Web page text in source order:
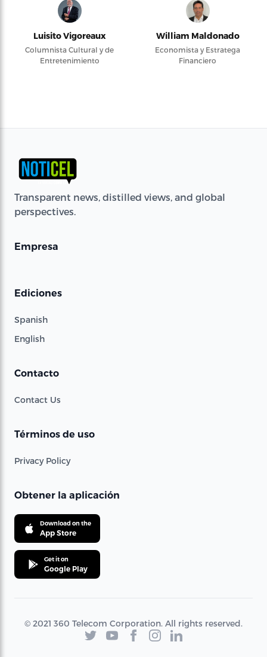
Luisito Vigoreaux
Columnista Cultural y de
Entretenimiento
William Maldonado
Economista y Estratega
Financiero
Transparent news, distilled views, and global
perspectives.
Empresa
Ediciones
Spanish
English
Contacto
Contact Us
Términos de uso
Privacy Policy
Obtener la aplicación
Download on the
App Store
Get it on
Google Play
© 2021 360 Telecom Corporation. All rights reserved.